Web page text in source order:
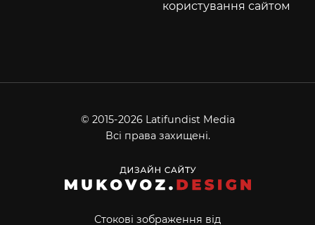
користування сайтом
© 2015-2026 Latifundist Media
Всі права захищені.
Стокові зображення від